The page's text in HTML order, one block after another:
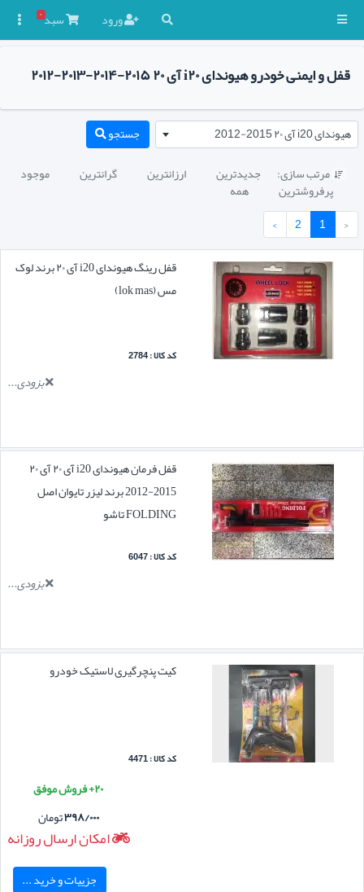
ورود سبد۰
قفل و ایمنی خودرو هیوندای i۲۰ آی ۲۰ ۲۰۱۵-۲۰۱۴-۲۰۱۳-۲۰۱۲
هیوندای i20 آی ۲۰ 2015-2012 جستجو
 مرتب سازی: جدیدترین ارزانترین گرانترین موجود
پرفروشترین
همه
‹
1
2
›
قفل رینگ هیوندای i20 آی ۲۰ برند لوک
مس (lok mas)
کد کالا : 2784
بزودی...
قفل فرمان هیوندای i20 آی ۲۰ آی ۲۰
2015-2012 برند لیزر تایوان اصل
FOLDING تاشو
کد کالا : 6047
بزودی...
کیت پنچرگیری لاستیک خودرو
کد کالا : 4471
۲۰+ فروش موفق
۳۹۸/۰۰۰تومان
امکان ارسال روزانه
جزییات و خرید ...